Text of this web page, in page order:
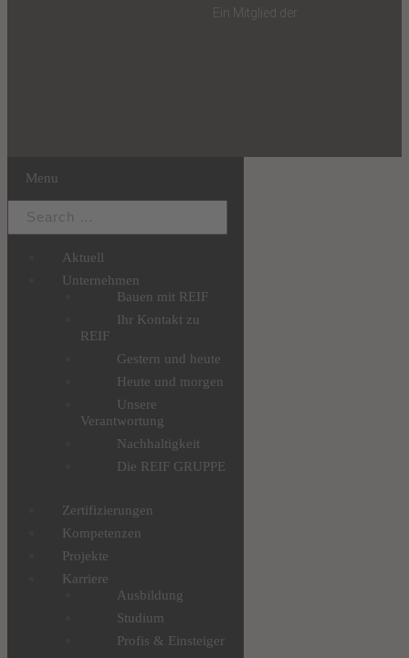
Ein Mitglied der
Menu
Aktuell
Unternehmen
Bauen mit REIF
Ihr Kontakt zu
REIF
Gestern und heute
Heute und morgen
Unsere
Verantwortung
Nachhaltigkeit
Die REIF GRUPPE
Zertifizierungen
Kompetenzen
Projekte
Karriere
Ausbildung
Studium
Profis & Einsteiger